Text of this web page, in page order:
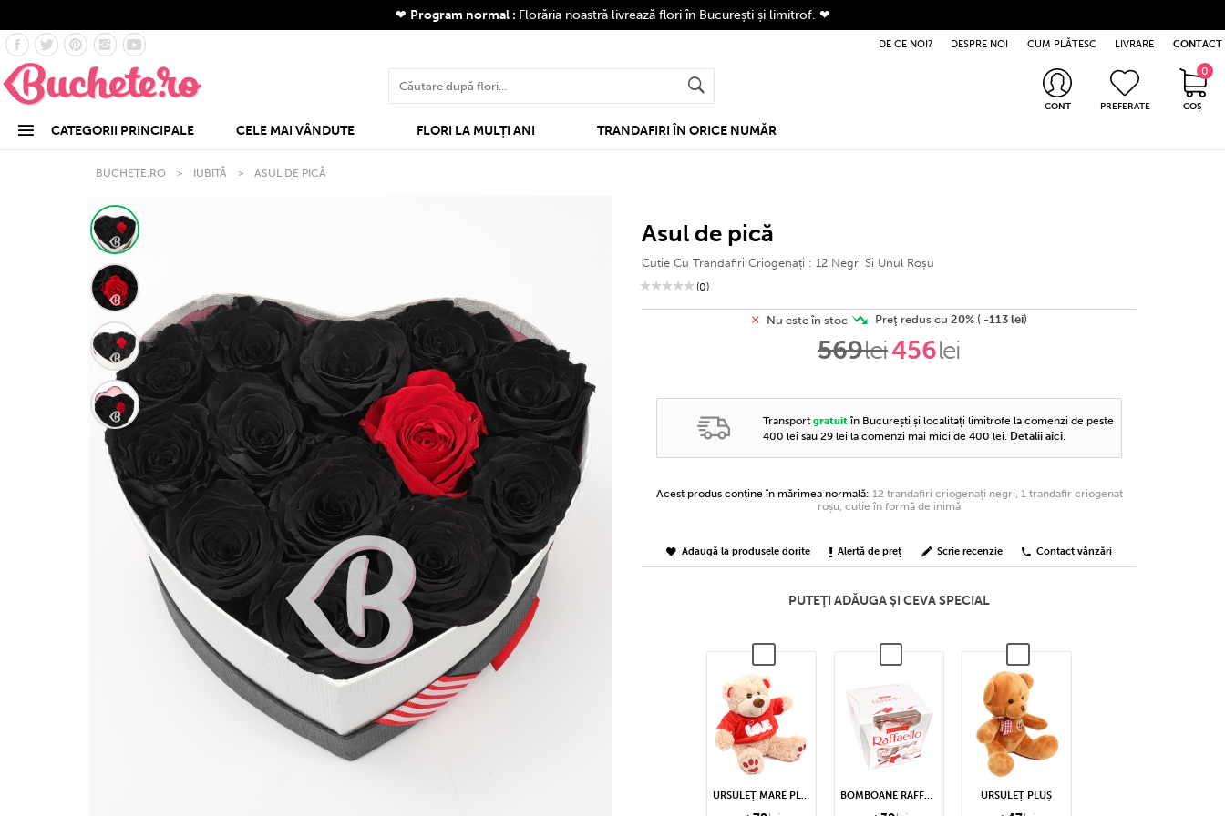
DE CE NOI? DESPRE NOI CUM PLĂTESC LIVRARE CONTACT
CONT
Nu ai cont? Apasă aici
PREFERATE
0
COȘ
0 produse
CATEGORII PRINCIPALE CELE MAI VÂNDUTE FLORI LA MULȚI ANI TRANDAFIRI ÎN ORICE NUMĂR
❤ Program normal : Florăria noastră livrează flori în București și limitrof. ❤
BUCHETE.RO > IUBITĂ > ASUL DE PICĂ
asul de pică
Cutie Cu Trandafiri Criogenați : 12 Negri Si Unul Roșu
(0)
Nu este în stoc Preţ redus cu 20%( -113 lei)
569lei456lei
Transport gratuit în București și localitați limitrofe la comenzi de peste
400 lei sau 29 lei la comenzi mai mici de 400 lei. Detalii aici.
Acest produs conține în mărimea normală: 12 trandafiri criogenați negri, 1 trandafir criogenat
roșu, cutie în formă de inimă
Adaugă la produsele dorite Alertă de preț Scrie recenzie Contact vânzări
PUTEŢI ADĂUGA ŞI CEVA SPECIAL
URSULEȚ MARE PLUȘ BOMBOANE RAFFAELLO URSULEȚ PLUȘ